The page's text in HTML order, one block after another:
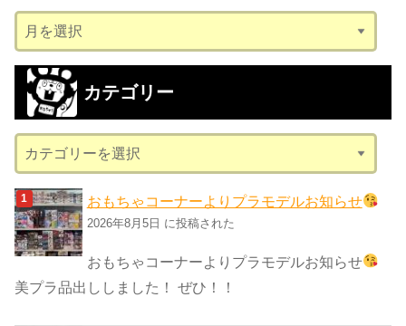
ー
カ
ブ
カテゴリー
テ
ゴ
リ
ー
おもちゃコーナーよりプラモデルお知らせ
2026年8月5日 に投稿された
おもちゃコーナーよりプラモデルお知らせ
美プラ品出ししました！ ぜひ！！